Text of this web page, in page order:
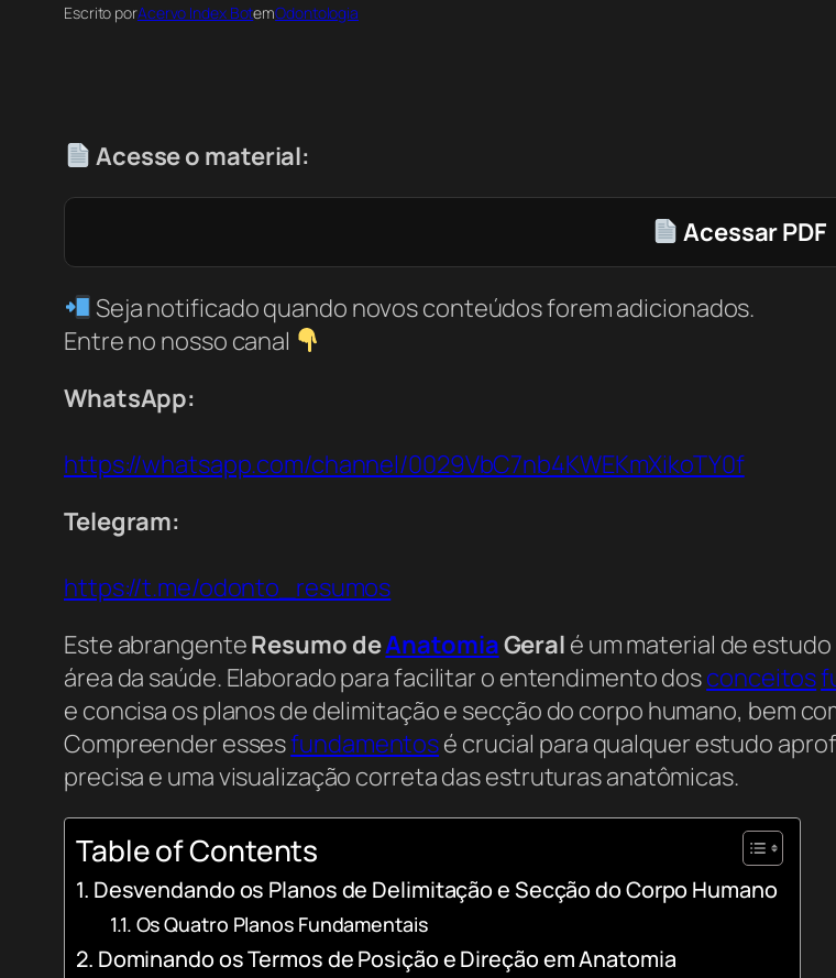
Escrito porAcervo Index BotemOdontologia
Acesse o material:
Acessar PDF
Seja notificado quando novos conteúdos forem adicionados.
Entre no nosso canal
WhatsApp:
https://whatsapp.com/channel/0029VbC7nb4KWEKmXikoTY0f
Telegram:
https://t.me/odonto_resumos
Este abrangenteResumo deAnatomiaGeral é um material de
área da saúde. Elaborado para facilitar o entendimento dosconceitos
e concisa os planos de delimitação e secção do corpo humano, bem
Compreender essesfundamentosé crucial para qualquer estudo
precisa e uma visualização correta das estruturas anatômicas.
Table of Contents
Desvendando os Planos de Delimitação e Secção do Corpo Humano
Os Quatro Planos Fundamentais
Dominando os Termos de Posição e Direção em Anatomia